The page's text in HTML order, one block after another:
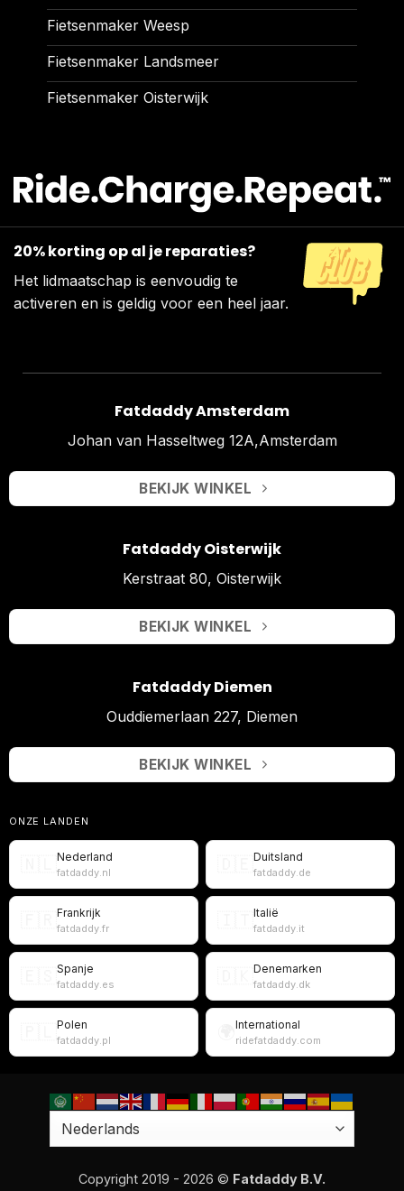
Fietsenmaker Weesp
Fietsenmaker Landsmeer
Fietsenmaker Oisterwijk
20% korting op al je reparaties?
Het lidmaatschap is eenvoudig te
activeren en is geldig voor een heel jaar.
Fatdaddy Amsterdam
Johan van Hasseltweg 12A,Amsterdam
BEKIJK WINKEL
Fatdaddy Oisterwijk
Kerstraat 80, Oisterwijk
BEKIJK WINKEL
Fatdaddy Diemen
Ouddiemerlaan 227, Diemen
BEKIJK WINKEL
ONZE LANDEN
Nederland
fatdaddy.nl
Duitsland
fatdaddy.de
Frankrijk
fatdaddy.fr
Italië
fatdaddy.it
Spanje
fatdaddy.es
Denemarken
fatdaddy.dk
Polen
fatdaddy.pl
International
ridefatdaddy.com
Copyright 2019 - 2026 © Fatdaddy B.V.